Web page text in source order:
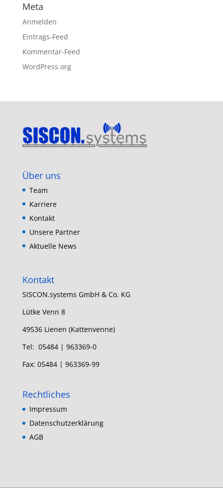
Meta
Anmelden
Eintrags-Feed
Kommentar-Feed
WordPress.org
Über uns
Team
Karriere
Kontakt
Unsere Partner
Aktuelle News
Kontakt
SISCON.systems GmbH & Co. KG
Lütke Venn 8
49536 Lienen (Kattenvenne)
Tel: 05484 | 963369-0
Fax: 05484 | 963369-99
Rechtliches
Impressum
Datenschutzerklärung
AGB